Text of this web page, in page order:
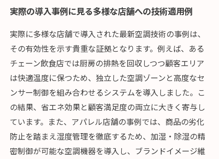
実際の導入事例に見る多様な店舗への技術適用例
実際に多様な店舗で導入された最新空調技術の事例は、
その有効性を示す貴重な証拠となります。例えば、ある
チェーン飲食店では厨房の排熱を回収しつつ顧客エリア
は快適温度に保つため、独立した空調ゾーンと高度なセ
ンサー制御を組み合わせるシステムを導入しました。こ
の結果、省エネ効果と顧客満足度の両立に大きく寄与し
ています。また、アパレル店舗の事例では、商品の劣化
防止を踏まえ湿度管理を徹底するため、加湿・除湿の精
密制御が可能な空調機器を導入し、ブランドイメージ維